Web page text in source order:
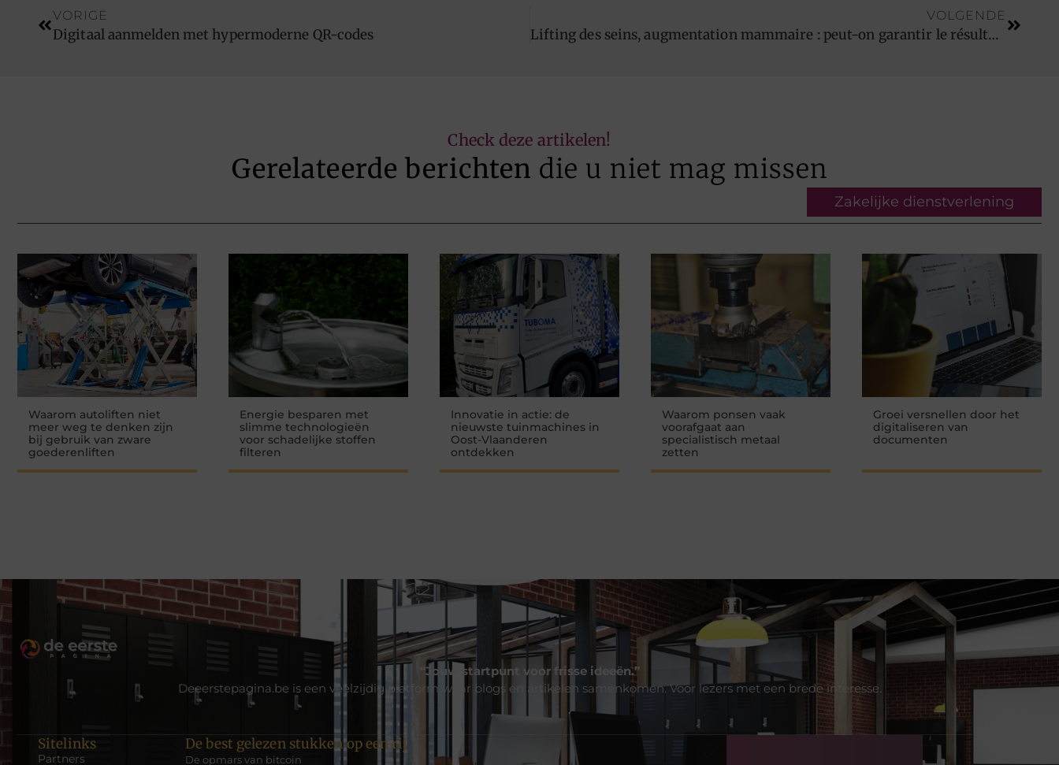
VORIGE
Digitaal aanmelden met hypermoderne QR-codes
VOLGENDE
Lifting des seins, augmentation mammaire : peut-on garantir le résultat ?
Check deze artikelen!
Gerelateerde berichten die u niet mag missen
Zakelijke dienstverlening
Waarom autoliften niet
meer weg te denken zijn
bij gebruik van zware
goederenliften
Energie besparen met
slimme technologieën
voor schadelijke stoffen
filteren
Innovatie in actie: de
nieuwste tuinmachines in
Oost-Vlaanderen
ontdekken
Waarom ponsen vaak
voorafgaat aan
specialistisch metaal
zetten
Groei versnellen door het
digitaliseren van
documenten
“Jouw startpunt voor frisse ideeën.”
Deeerstepagina.be is een veelzijdig platform waar blogs en artikelen samenkomen. Voor lezers met een brede interesse.
Sitelinks
Partners
De best gelezen stukken op een rij
De opmars van bitcoin